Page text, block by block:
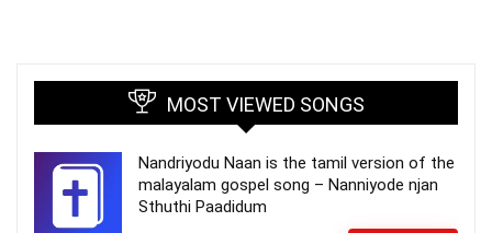
MOST VIEWED SONGS
Nandriyodu Naan is the tamil version of the
malayalam gospel song – Nanniyode njan
Sthuthi Paadidum